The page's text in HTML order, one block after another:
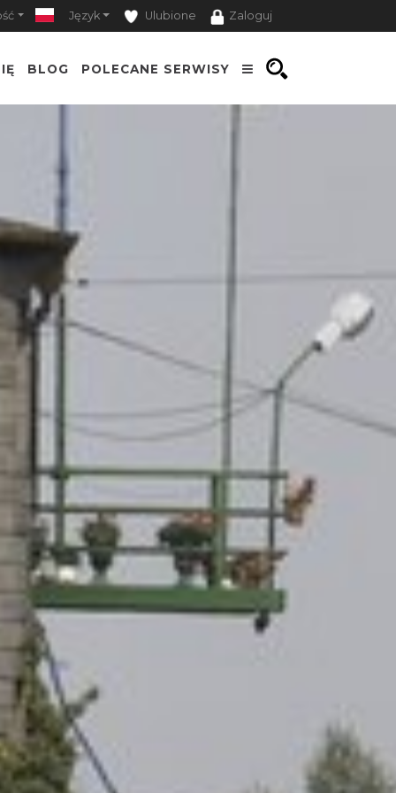
Język Ulubione Zaloguj
BLOG POLECANE SERWISY